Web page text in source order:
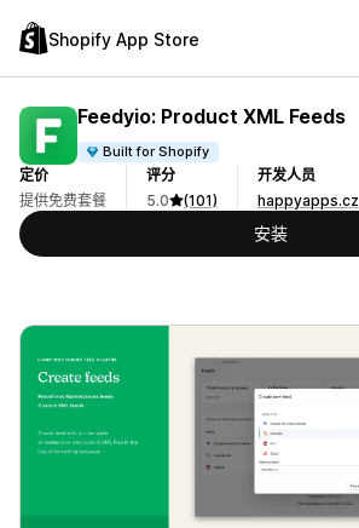
Shopify App Store
Feedyio: Product XML Feeds
Built for Shopify
定价
提供免费套餐
评分
5.0
(101)
开发人员
happyapps.cz
安装